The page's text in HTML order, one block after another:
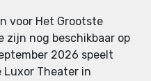
voor Het Grootste
zijn nog beschikbaar op
2026 speelt
Luxor Theater in